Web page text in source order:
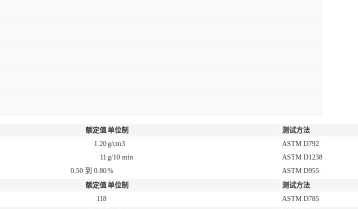
额定值单位制
测试方法
1.20g/cm3
ASTM D792
11 g/10 min
ASTM D1238
0.50 到 0.80%
ASTM D955
额定值单位制
测试方法
118
ASTM D785